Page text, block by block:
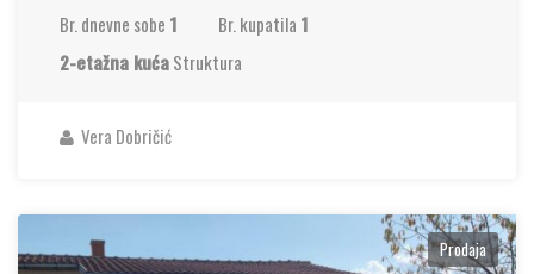
Br. dnevne sobe 1 Br. kupatila 1
2-etažna kućaStruktura
Vera Dobričić
Prodaja